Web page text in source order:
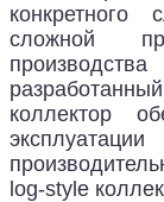
сложной
коллектор
log-style